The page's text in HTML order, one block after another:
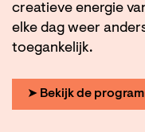
creatieve energie
elke dag weer
toegankelijk.
➤ Bekijk de